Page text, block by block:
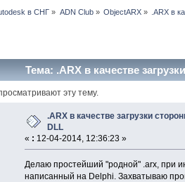
в СНГ » ADN Club» ObjectARX» .ARX в
Тема: .ARX в качестве
эту тему.
.ARX в качестве загрузки
DLL
« : 12-04-2014, 12:36:23 »
Делаю простейший "родной" .arx, при
написанный на Delphi. Захватываю